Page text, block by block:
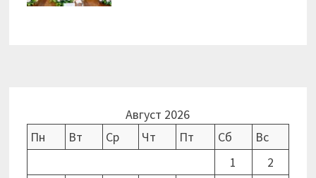
Август 2026
Пн
Вт Ср Чт Пт Сб
Вс
1
2